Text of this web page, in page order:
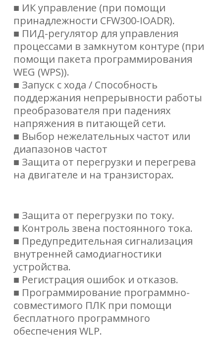
■ ИК управление (при помощи
принадлежности CFW300-IOADR).
■ ПИД-регулятор для управления
процессами в замкнутом контуре (при
помощи пакета программирования
WEG (WPS)).
■ Запуск с хода / Способность
поддержания непрерывности работы
преобразователя при падениях
напряжения в питающей сети.
■ Выбор нежелательных частот или
диапазонов частот
■ Защита от перегрузки и перегрева
на двигателе и на транзисторах.
■ Защита от перегрузки по току.
■ Контроль звена постоянного тока.
■ Предупредительная сигнализация
внутренней самодиагностики
устройства.
■ Регистрация ошибок и отказов.
■ Программирование программно-
совместимого ПЛК при помощи
бесплатного программного
обеспечения WLP.